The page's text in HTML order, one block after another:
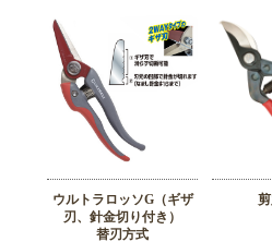
ウルトラロッソG（ギザ
刃、針金切り付き）
替刃方式